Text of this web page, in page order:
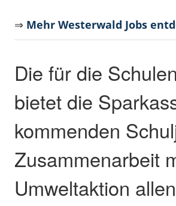
⇒ Mehr Westerwald Jobs
Die für die
bietet die
kommenden
Zusammenarbeit
Umweltaktion